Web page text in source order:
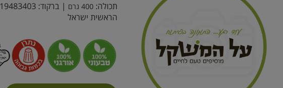
תכולה:400 גרם | ברקוד: 19483403
הראשית ישראל